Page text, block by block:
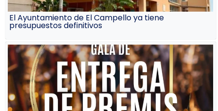
El Ayuntamiento de El Campello ya tiene
presupuestos definitivos